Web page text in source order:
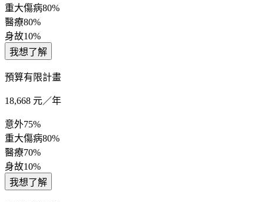
重大傷病80%
醫療80%
身故10%
我想了解
預算有限計畫
18,668 元／年
意外75%
重大傷病80%
醫療70%
身故10%
我想了解